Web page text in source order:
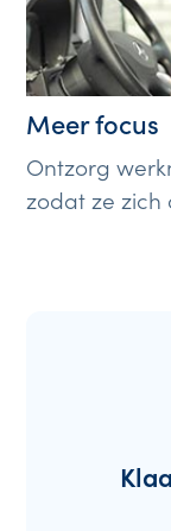
Meer focus
Ontzorg
zodat ze